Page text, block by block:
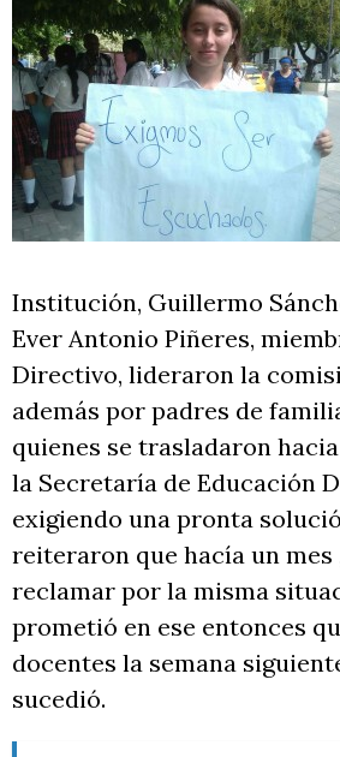
Institución, Guillermo
Ever Antonio Piñeres,
Directivo, lideraron la
además por padres de
quienes se trasladaron
la Secretaría de Educación
exigiendo una pronta
reiteraron que hacía un mes
reclamar por la misma
prometió en ese entonces
docentes la semana
sucedió.